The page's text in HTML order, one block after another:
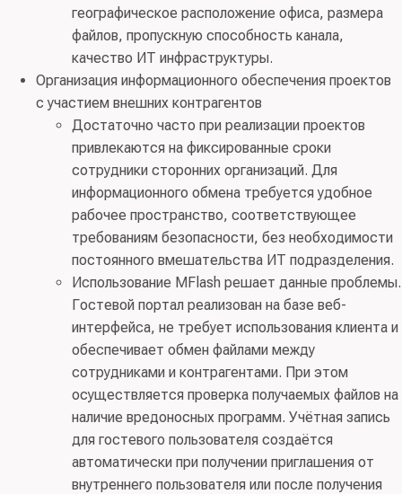
географическое расположение офиса, размера
файлов, пропускную способность канала,
качество ИТ инфраструктуры.
Организация информационного обеспечения проектов
с участием внешних контрагентов
Достаточно часто при реализации проектов
привлекаются на фиксированные сроки
сотрудники сторонних организаций. Для
информационного обмена требуется удобное
рабочее пространство, соответствующее
требованиям безопасности, без необходимости
постоянного вмешательства ИТ подразделения.
Использование MFlash решает данные проблемы.
Гостевой портал реализован на базе веб-
интерфейса, не требует использования клиента и
обеспечивает обмен файлами между
сотрудниками и контрагентами. При этом
осуществляется проверка получаемых файлов на
наличие вредоносных программ. Учётная запись
для гостевого пользователя создаётся
автоматически при получении приглашения от
внутреннего пользователя или после получения